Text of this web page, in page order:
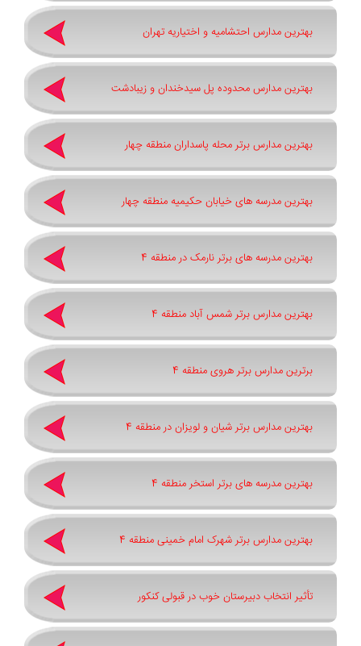
بهترین مدارس احتشامیه و اختیاریه تهران
بهترین مدارس محدوده پل سیدخندان و زیبادشت
بهترین مدارس برتر محله پاسداران منطقه چهار
بهترین مدرسه های خیابان حکیمیه منطقه چهار
بهترین مدرسه های برتر نارمک در منطقه 4
بهترین مدارس برتر شمس آباد منطقه 4
برترین مدارس برتر هروی منطقه 4
بهترین مدارس برتر شیان و لویزان در منطقه 4
بهترین مدرسه های برتر استخر منطقه 4
بهترین مدارس برتر شهرک امام خمینی منطقه 4
تأثیر انتخاب دبیرستان خوب در قبولی کنکور